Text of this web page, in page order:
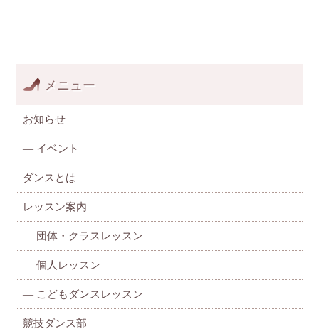
メニュー
お知らせ
— イベント
ダンスとは
レッスン案内
— 団体・クラスレッスン
—個人レッスン
— こどもダンスレッスン
競技ダンス部